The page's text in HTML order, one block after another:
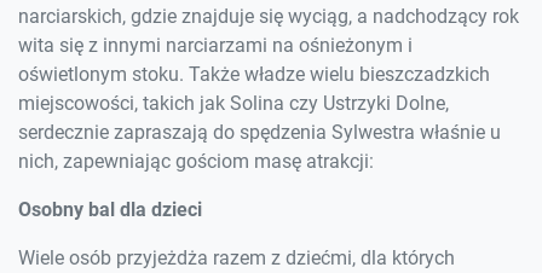
narciarskich, gdzie znajduje się wyciąg, a nadchodzący rok
wita się z innymi narciarzami na ośnieżonym i
oświetlonym stoku. Także władze wielu bieszczadzkich
miejscowości, takich jak Solina czy Ustrzyki Dolne,
serdecznie zapraszają do spędzenia Sylwestra właśnie u
nich, zapewniając gościom masę atrakcji:
Osobny bal dla dzieci
Wiele osób przyjeżdża razem z dziećmi, dla których